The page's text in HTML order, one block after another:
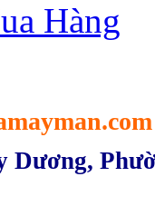
Hàng